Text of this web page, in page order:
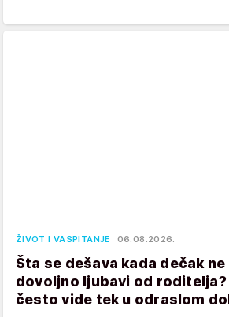
ŽIVOT I VASPITANJE 06.08.2026.
Šta se dešava kada dečak
dovoljno ljubavi od
često vide tek u odraslom